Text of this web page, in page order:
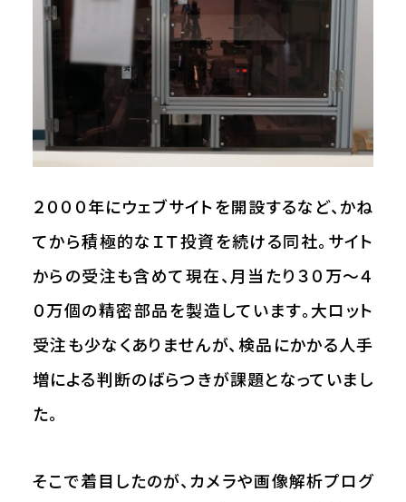
２０００年にウェブサイトを開設するなど、かね
てから積極的なＩＴ投資を続ける同社。サイト
からの受注も含めて現在、月当たり３０万～４
０万個の精密部品を製造しています。大ロット
受注も少なくありませんが、検品にかかる人手
増による判断のばらつきが課題となっていまし
た。
そこで着目したのが、カメラや画像解析プログ